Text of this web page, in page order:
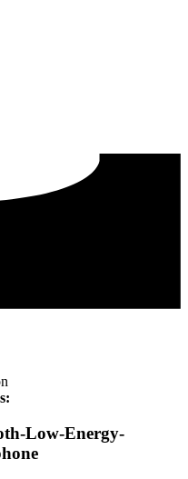
Low-Energy-